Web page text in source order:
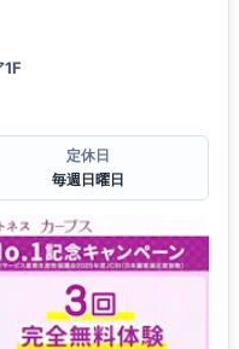
定休日
毎週日曜日